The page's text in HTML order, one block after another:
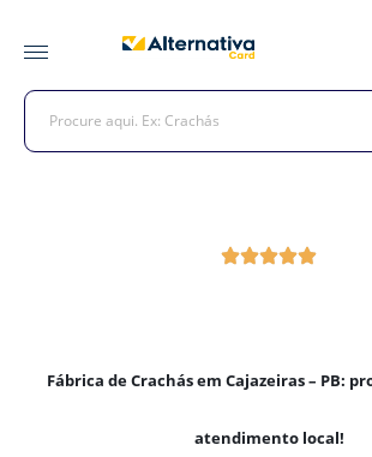
Fábrica de Crachás em Cajazeiras – PB:
atendimento local!